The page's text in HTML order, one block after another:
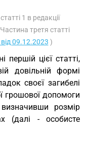
1 в редакції
третя статті
09.12.2023 )
першій цієї статті,
довільній формі
своєї загибелі
грошової допомоги
розмір
(далі - особисте